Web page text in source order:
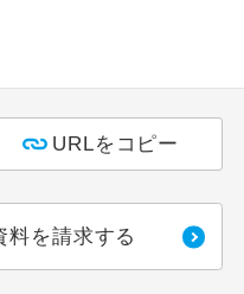
URLをコピー
料を請求する
が指定なので、ご出発の計
利です。
バス席を2席利⽤できま